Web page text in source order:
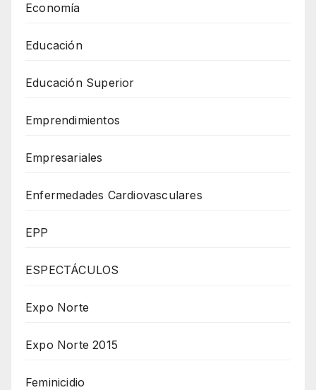
Economía
Educación
Educación Superior
Emprendimientos
Empresariales
Enfermedades Cardiovasculares
EPP
ESPECTÁCULOS
Expo Norte
Expo Norte 2015
Feminicidio